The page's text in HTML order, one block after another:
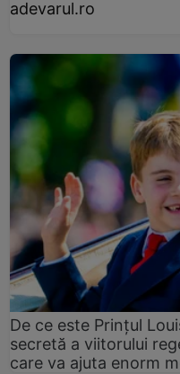
adevarul.ro
De ce este Prințul
secretă a viitorului
care va ajuta enorm